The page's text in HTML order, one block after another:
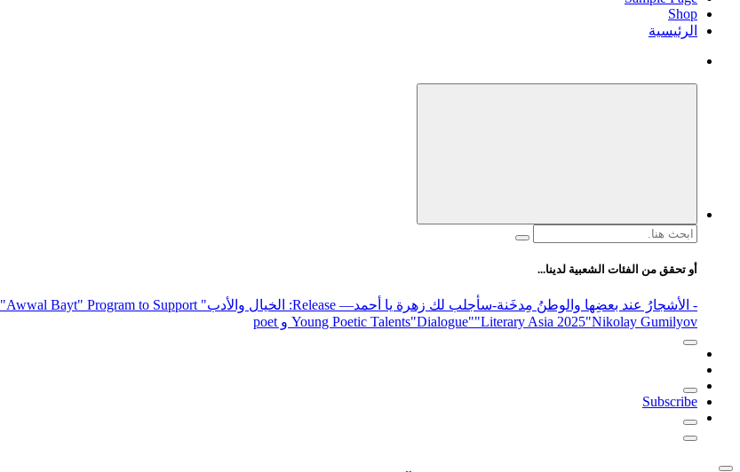
Shop
الرئيسية
البحث
أو تحقق من الفئات الشعبية لدينا...
- الأشجارُ عند بعضِها والوطنُ مِدخَنة-سأجلب لك زهرة يا أحمد— Release : الخيال والأدب" inviting poets and writers from around the world to participate in Kazakh
"Awwal Bayt" Program to Support
Young Poetic Talents"Dialogue""Literary Asia 2025"Nikolay Gumilyov و poet
Subscribe